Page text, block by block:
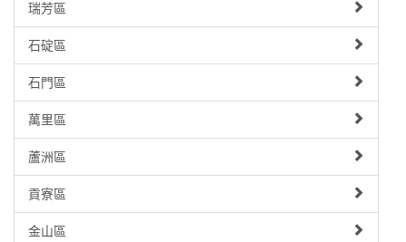
瑞芳區
石碇區
石門區
萬里區
蘆洲區
貢寮區
金山區